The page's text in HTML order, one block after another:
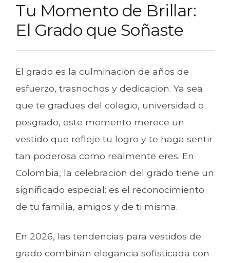
Tu Momento de Brillar:
El Grado que Soñaste
El grado es la culminacion de años de
esfuerzo, trasnochos y dedicacion. Ya sea
que te gradues del colegio, universidad o
posgrado, este momento merece un
vestido que refleje tu logro y te haga sentir
tan poderosa como realmente eres. En
Colombia, la celebracion del grado tiene un
significado especial: es el reconocimiento
de tu familia, amigos y de ti misma.
En 2026, las tendencias para vestidos de
grado combinan elegancia sofisticada con